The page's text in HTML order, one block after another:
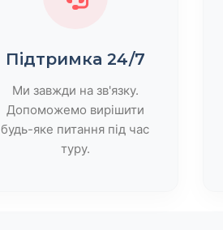
Підтримка 24/7
Ми завжди на зв'язку.
Допоможемо вирішити
будь-яке питання під час
туру.